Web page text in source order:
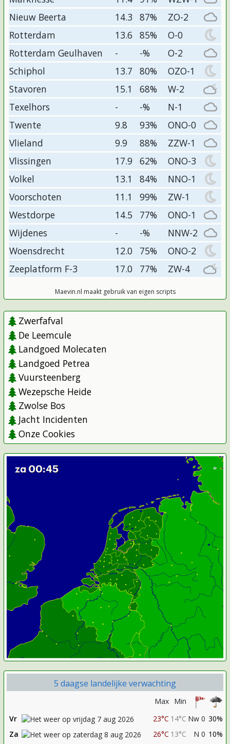
Nieuw Beerta
14.3 87%
ZO-2
Rotterdam
13.6 85%
O-0
Rotterdam Geulhaven
- -%
O-2
Schiphol
13.7 80%
OZO-1
Stavoren
15.1 68%
W-2
Texelhors
- -%
N-1
Twente
9.8 93%
ONO-0
Vlieland
9.9 88%
ZZW-1
Vlissingen
17.9 62%
ONO-3
Volkel
13.1 84%
NNO-1
Voorschoten
11.1 99%
ZW-1
Westdorpe
14.5 77%
ONO-1
Wijdenes
- -%
NNW-2
Woensdrecht
12.0 75%
ONO-2
Zeeplatform F-3
17.0 77% ZW-4
Maevin.nl maakt gebruik van eigen scripts
Zwerfafval
De Leemcule
Landgoed Molecaten
Landgoed Petrea
Vuursteenberg
Wezepsche Heide
Zwolse Bos
Jacht Incidenten
Onze Cookies
5 daagse landelijke verwachting
Max Min
Vr
23°C 14°C Nw 0 30%
Za
26°C 13°C N 0 10%